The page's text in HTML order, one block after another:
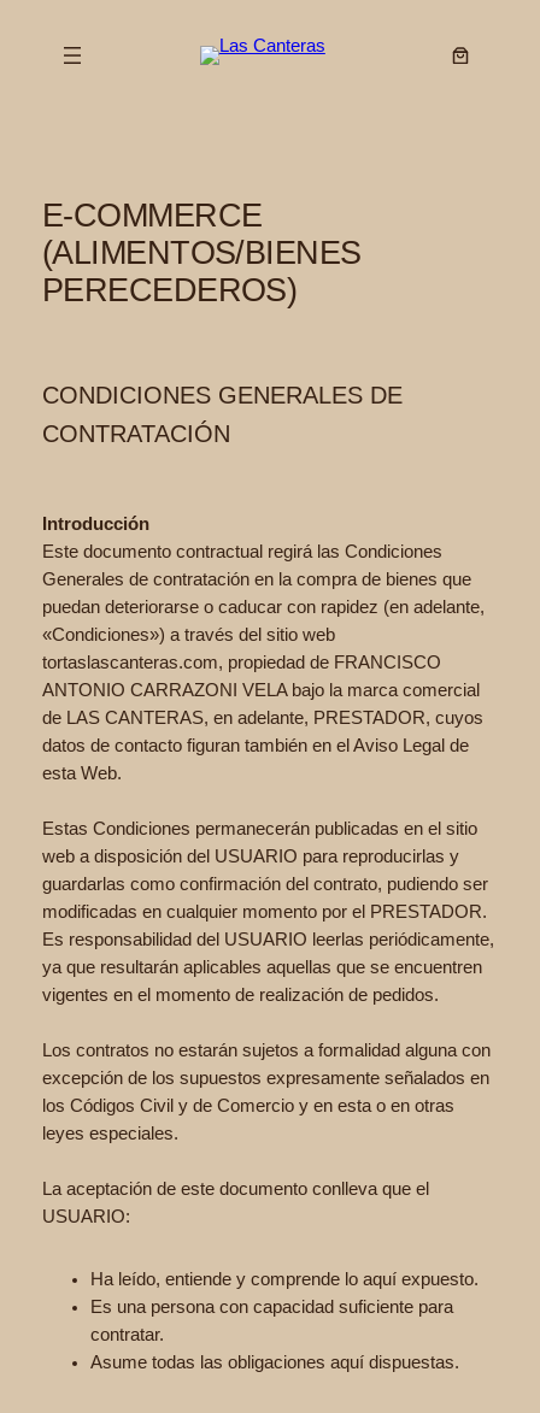
E-COMMERCE
(ALIMENTOS/BIENES
PERECEDEROS)
CONDICIONES GENERALES DE
CONTRATACIÓN
Introducción
Este documento contractual regirá las Condiciones
Generales de contratación en la compra de bienes que
puedan deteriorarse o caducar con rapidez (en adelante,
«Condiciones») a través del sitio web
tortaslascanteras.com, propiedad de FRANCISCO
ANTONIO CARRAZONI VELA bajo la marca comercial
de LAS CANTERAS, en adelante, PRESTADOR, cuyos
datos de contacto figuran también en el Aviso Legal de
esta Web.
Estas Condiciones permanecerán publicadas en el sitio
web a disposición del USUARIO para reproducirlas y
guardarlas como confirmación del contrato, pudiendo ser
modificadas en cualquier momento por el PRESTADOR.
Es responsabilidad del USUARIO leerlas periódicamente,
ya que resultarán aplicables aquellas que se encuentren
vigentes en el momento de realización de pedidos.
Los contratos no estarán sujetos a formalidad alguna con
excepción de los supuestos expresamente señalados en
los Códigos Civil y de Comercio y en esta o en otras
leyes especiales.
La aceptación de este documento conlleva que el
USUARIO:
Ha leído, entiende y comprende lo aquí expuesto.
Es una persona con capacidad suficiente para
contratar.
Asume todas las obligaciones aquí dispuestas.